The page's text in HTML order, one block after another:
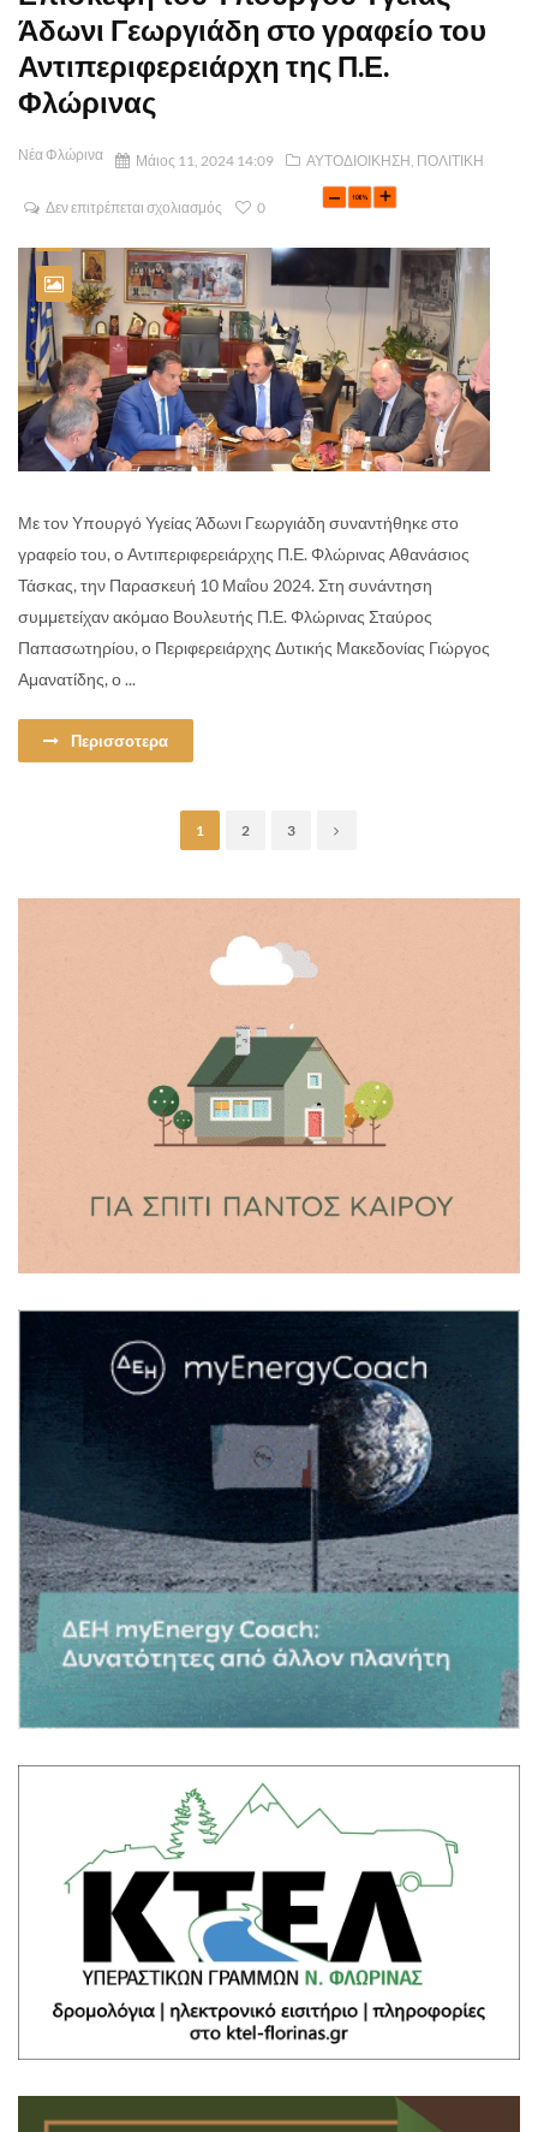
Άδωνι Γεωργιάδη στο γραφείο του
Αντιπεριφερειάρχη της Π.Ε.
Φλώρινας
Νέα Φλώρινα Μάιος 11, 2024 14:09 ΑΥΤΟΔΙΟΙΚΗΣΗ, ΠΟΛΙΤΙΚΗ
Δεν επιτρέπεται σχολιασμός 0
Με τον Υπουργό Υγείας Άδωνι Γεωργιάδη συναντήθηκε στο
γραφείο του, ο Αντιπεριφερειάρχης Π.Ε. Φλώρινας Αθανάσιος
Τάσκας, την Παρασκευή 10 Μαΐου 2024. Στη συνάντηση
συμμετείχαν ακόμαο Βουλευτής Π.Ε. Φλώρινας Σταύρος
Παπασωτηρίου, ο Περιφερειάρχης Δυτικής Μακεδονίας Γιώργος
Αμανατίδης, ο ...
Περισσοτερα
1 2 3